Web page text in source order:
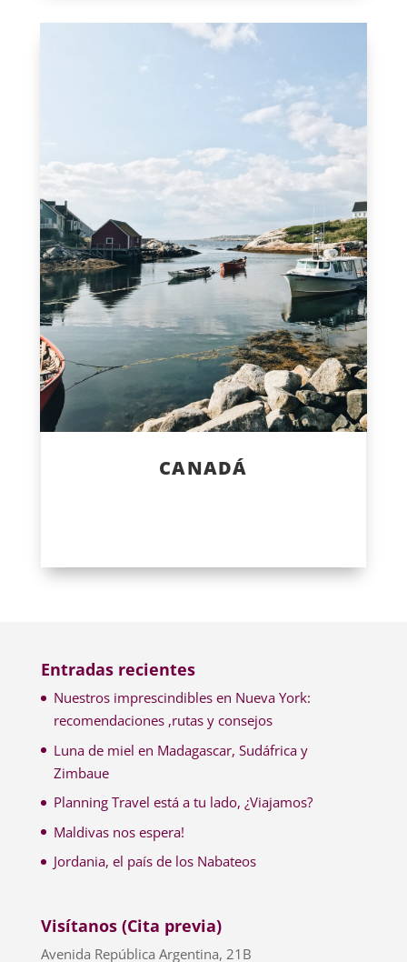
CANADÁ
Entradas recientes
Nuestros imprescindibles en Nueva York:
recomendaciones ,rutas y consejos
Luna de miel en Madagascar, Sudáfrica y
Zimbaue
Planning Travel está a tu lado, ¿Viajamos?
Maldivas nos espera!
Jordania, el país de los Nabateos
Visítanos (Cita previa)
Avenida República Argentina, 21B